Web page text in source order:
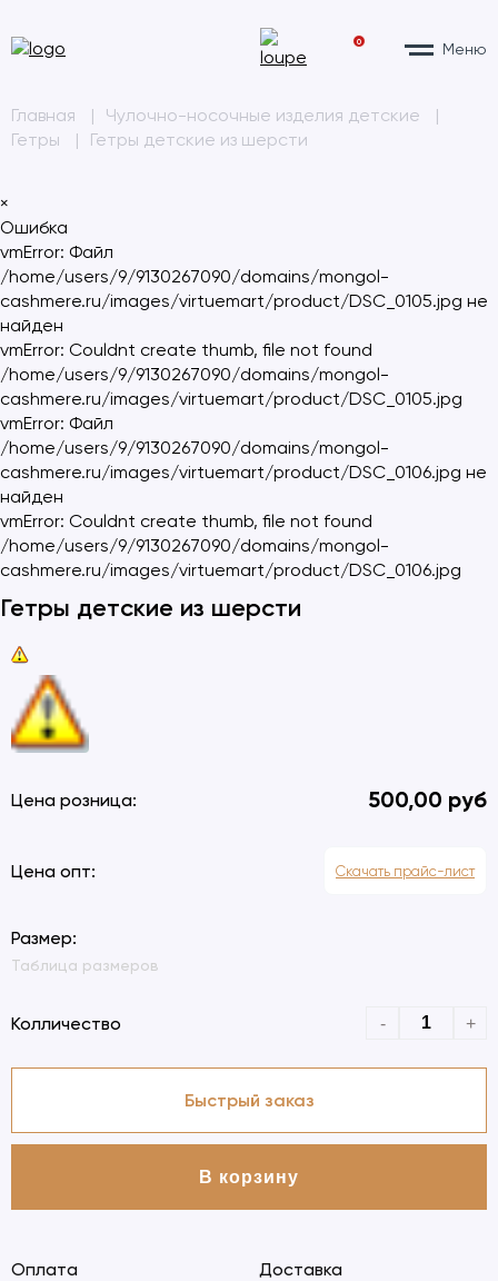
0 Меню
Главная | Чулочно-носочные изделия детские
|
Гетры
| Гетры детские из шерсти
×
Ошибка
vmError: Файл
/home/users/9/9130267090/domains/mongol-
cashmere.ru/images/virtuemart/product/DSC_0105.jpg не
найден
vmError: Couldnt create thumb, file not found
/home/users/9/9130267090/domains/mongol-
cashmere.ru/images/virtuemart/product/DSC_0105.jpg
vmError: Файл
/home/users/9/9130267090/domains/mongol-
cashmere.ru/images/virtuemart/product/DSC_0106.jpg не
найден
vmError: Couldnt create thumb, file not found
/home/users/9/9130267090/domains/mongol-
cashmere.ru/images/virtuemart/product/DSC_0106.jpg
Гетры детские из шерсти
Цена розница: 500,00 руб
Цена опт: Скачать прайс-лист
Размер:
Таблица размеров
Колличество - +
Быстрый заказ
Оплата Доставка